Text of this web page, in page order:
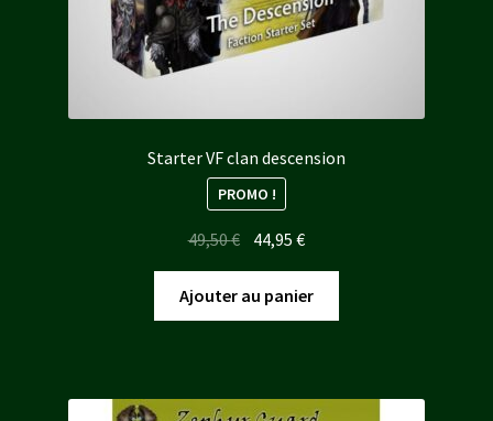
Starter VF clan descension
PROMO !
49,50€ Le
prix
initial
était :
44,95€Le
prix
actuel
est :
Ajouter au panier